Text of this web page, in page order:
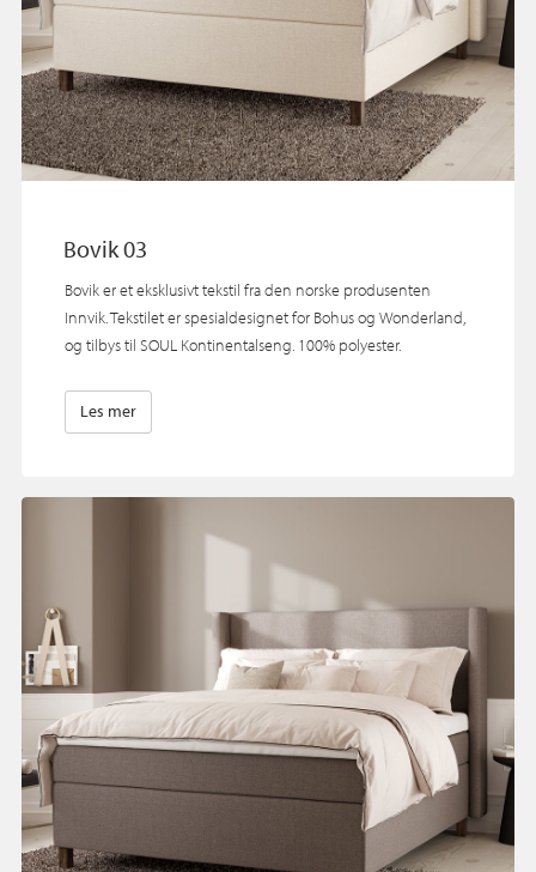
Bovik 03
Bovik er et eksklusivt tekstil fra den norske produsenten
Innvik. Tekstilet er spesialdesignet for Bohus og Wonderland,
og tilbys til SOUL Kontinentalseng. 100% polyester.
Les mer